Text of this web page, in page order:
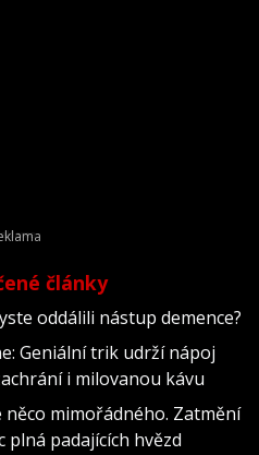
články
oddálili nástup demence?
Geniální trik udrží nápoj
i milovanou kávu
mimořádného. Zatmění
plná padajících hvězd